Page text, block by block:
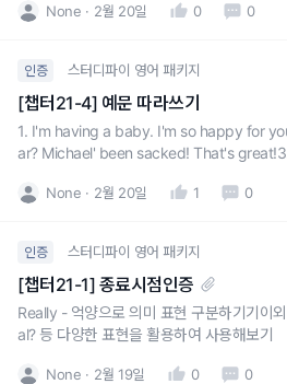
None 2월 20일 0 0
인증 스터디파이 영어 패키지
[챕터21-4] 예문 따라쓰기
1. I'm having a baby. I'm so happy for
ar? Michael' been sacked! That's
None 2월 20일 1 0
인증 스터디파이 영어 패키지
[챕터21-1] 종료시점인증
Really - 억양으로 의미 표현 구분하기기이
al? 등 다양한 표현을 활용하여 사용해보기
None 2월 19일 0 0